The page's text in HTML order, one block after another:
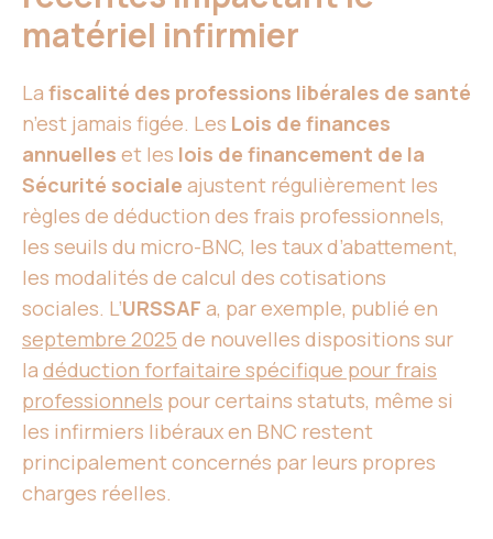
matériel infirmier
La fiscalité des professions libérales de santé
n’est jamais figée. Les Lois de finances
annuelles et les lois de financement de la
Sécurité sociale ajustent régulièrement les
règles de déduction des frais professionnels,
les seuils du micro-BNC, les taux d’abattement,
les modalités de calcul des cotisations
sociales. L’URSSAF a, par exemple, publié en
septembre 2025 de nouvelles dispositions sur
la déduction forfaitaire spécifique pour frais
professionnels pour certains statuts, même si
les infirmiers libéraux en BNC restent
principalement concernés par leurs propres
charges réelles.